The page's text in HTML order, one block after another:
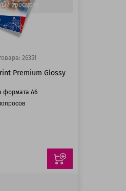
просмотр
26351
Premium Glossy
формата А6